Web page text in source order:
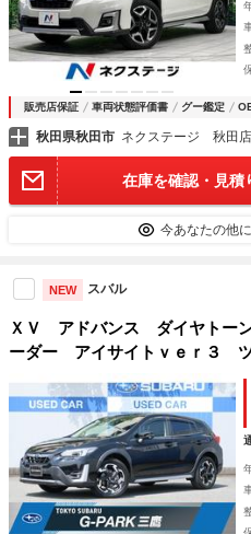
販売店保証 車両状態評価書 グー鑑定
秋田県秋田市 ネクステージ 秋田店
在庫を確認・見積
今あなたの他に
NEW スバル
ＸＶ アドバンス ダイヤトー
ーダー アイサイトｖｅｒ３
ＶＤ Ｂｌｕｅｔｏｏｔｈ接
イド・バックカメラ ＡＶＨ Ｘ